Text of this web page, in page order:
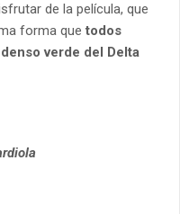
de la película, que
forma que todos
verde del Delta